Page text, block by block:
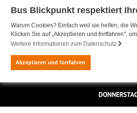
Bus Blickpunkt respektiert
Warum Cookies? Einfach weil sie helfen, die
Klicken Sie auf „Akzeptieren und fortfahren",
Weitere Informationen zum Datenschutz
Akzeptieren und fortfahren